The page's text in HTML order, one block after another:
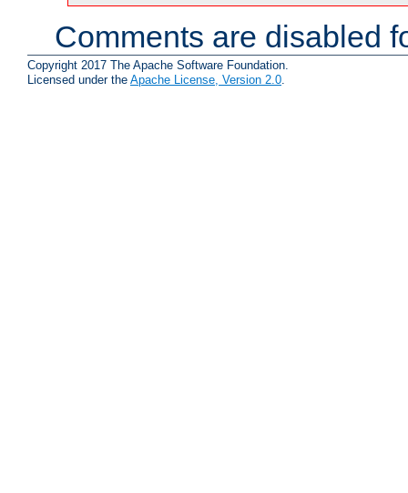
Comments are disabled
Copyright 2017 The Apache Software Foundation.
Licensed under the Apache License, Version 2.0.